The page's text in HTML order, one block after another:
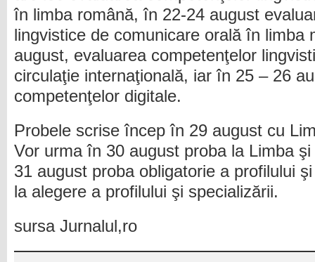
în limba română, în 22-24 august
lingvistice de comunicare orală în limba
august, evaluarea competenţelor
circulaţie internaţională, iar în 25 – 26
competenţelor digitale.
Probele scrise încep în 29 august cu
Vor urma în 30 august proba la Limba
31 august proba obligatorie a profilului
la alegere a profilului şi specializării.
sursa Jurnalul,ro